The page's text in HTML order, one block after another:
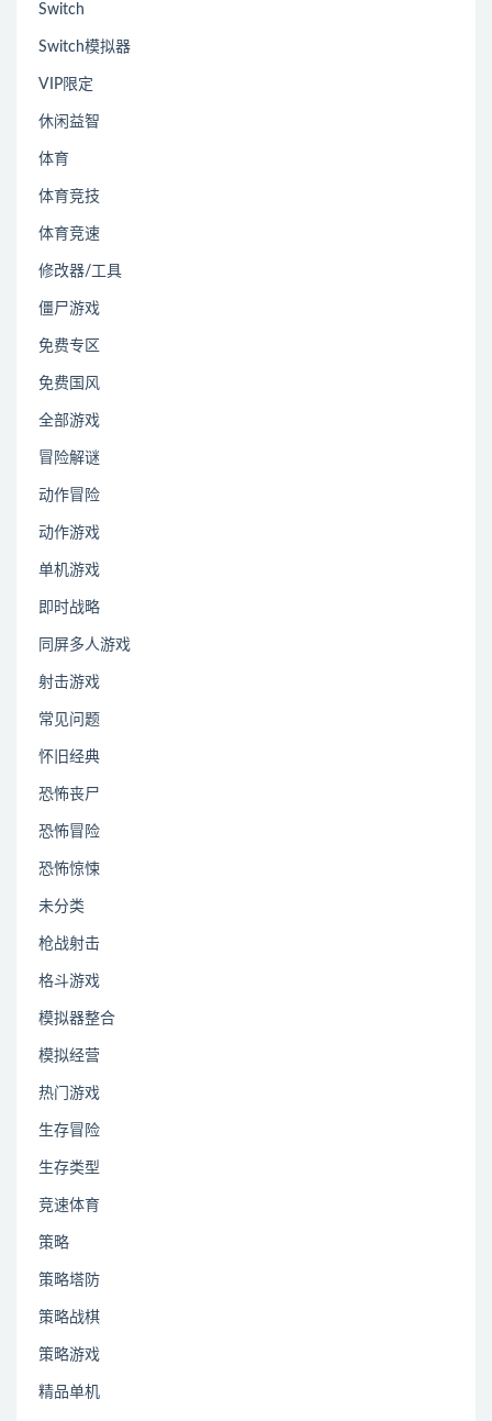
Switch
Switch模拟器
VIP限定
休闲益智
体育
体育竞技
体育竞速
修改器/工具
僵尸游戏
免费专区
免费国风
全部游戏
冒险解谜
动作冒险
动作游戏
单机游戏
即时战略
同屏多人游戏
射击游戏
常见问题
怀旧经典
恐怖丧尸
恐怖冒险
恐怖惊悚
未分类
枪战射击
格斗游戏
模拟器整合
模拟经营
热门游戏
生存冒险
生存类型
竞速体育
策略
策略塔防
策略战棋
策略游戏
精品单机